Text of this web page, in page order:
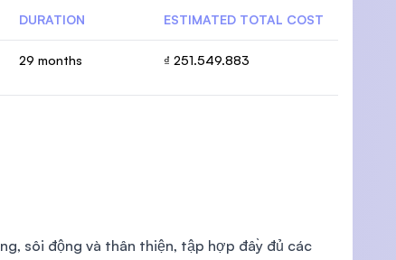
DURATION ESTIMATED TOTAL COST
29 months ₫ 251.549.883
sôi động và thân thiện, tập hợp đầy đủ các